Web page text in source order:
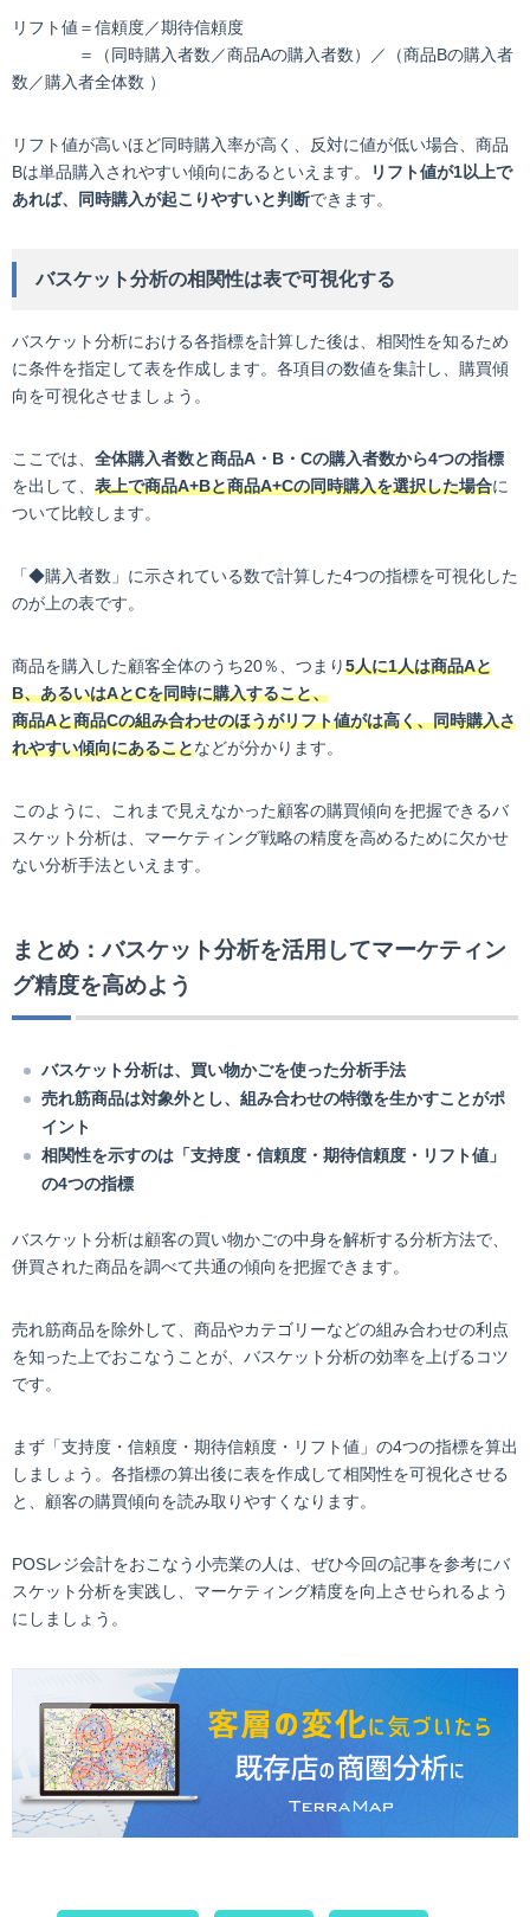
リフト値＝信頼度／期待信頼度
＝（同時購入者数／商品Aの購入者数）／（商品Bの購入者
数／購入者全体数 ）
リフト値が高いほど同時購入率が高く、反対に値が低い場合、商品
Bは単品購入されやすい傾向にあるといえます。
リフト値が1以上で
あれば、同時購入が起こりやすいと判断できます。
バスケット分析の相関性は表で可視化する
バスケット分析における各指標を計算した後は、相関性を知るため
に条件を指定して表を作成します。各項目の数値を集計し、購買傾
向を可視化させましょう。
ここでは、 全体購入者数と商品A・B・Cの購入者数から4つの指標
を出して、 表上で商品A+Bと商品A+Cの同時購入を選択した場合に
ついて比較します。
「◆購入者数」に示されている数で計算した4つの指標を可視化した
のが上の表です。
商品を購入した顧客全体のうち20％、つまり5人に1人は商品Aと
B、あるいはAとCを同時に購入すること、
商品Aと商品Cの組み合わせのほうがリフト値がは高く、同時購入さ
れやすい傾向にあることなどが分かります。
このように、これまで見えなかった顧客の購買傾向を把握できるバ
スケット分析は、マーケティング戦略の精度を高めるために欠かせ
ない分析手法といえます。
まとめ：バスケット分析を活用してマーケティン
グ精度を高めよう
バスケット分析は、買い物かごを使った分析手法
売れ筋商品は対象外とし、組み合わせの特徴を生かすことがポ
イント
相関性を示すのは「支持度・信頼度・期待信頼度・リフト値」
の4つの指標
バスケット分析は顧客の買い物かごの中身を解析する分析方法で、
併買された商品を調べて共通の傾向を把握できます。
売れ筋商品を除外して、商品やカテゴリーなどの組み合わせの利点
を知った上でおこなうことが、バスケット分析の効率を上げるコツ
です。
まず「支持度・信頼度・期待信頼度・リフト値」の4つの指標を算出
しましょう。各指標の算出後に表を作成して相関性を可視化させる
と、顧客の購買傾向を読み取りやすくなります。
POSレジ会計をおこなう小売業の人は、ぜひ今回の記事を参考にバ
スケット分析を実践し、マーケティング精度を向上させられるよう
にしましょう。